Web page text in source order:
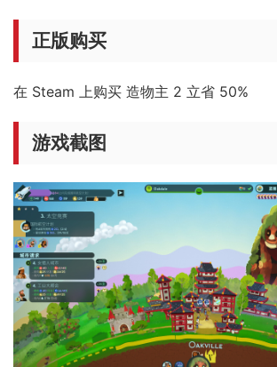
正版购买
在 Steam 上购买 造物主 2 立省 50%
游戏截图